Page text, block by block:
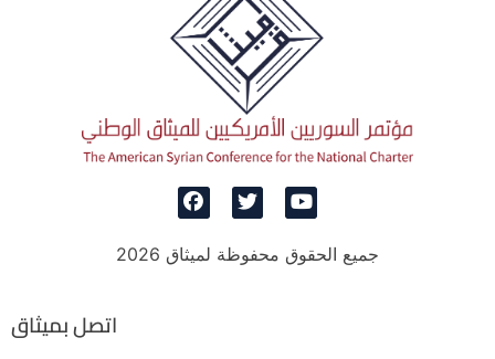
جميع الحقوق محفوظة لميثاق 2026
اتصل بميثاق